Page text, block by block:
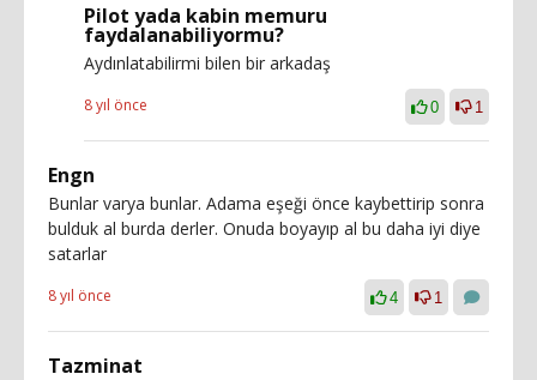
Pilot yada kabin memuru
faydalanabiliyormu?
Aydınlatabilirmi bilen bir arkadaş
8 yıl önce 0 1
Engn
Bunlar varya bunlar. Adama eşeği önce kaybettirip sonra
bulduk al burda derler. Onuda boyayıp al bu daha iyi diye
satarlar
8 yıl önce 4 1
Tazminat